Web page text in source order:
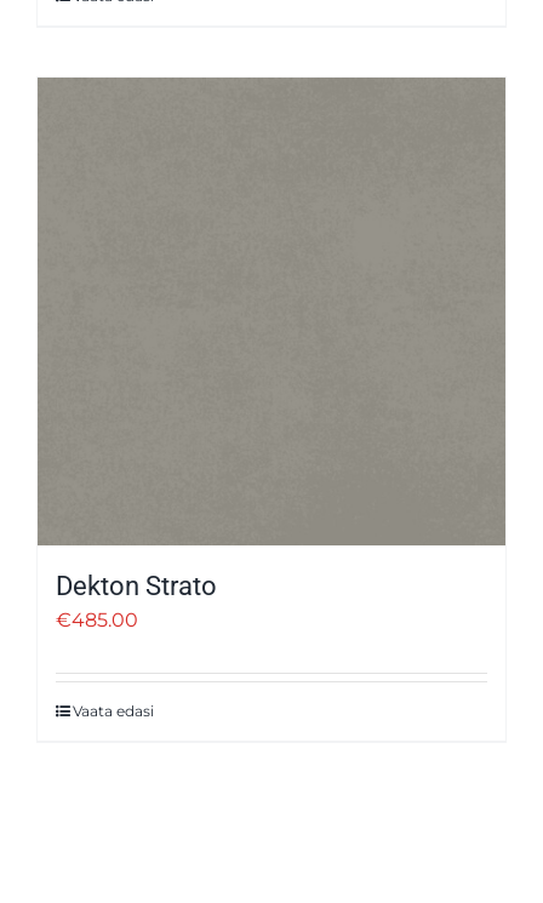
Dekton Strato
€485.00
Vaata edasi